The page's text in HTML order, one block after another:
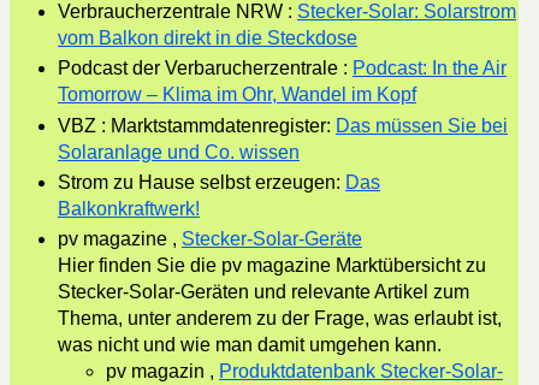
Verbraucherzentrale NRW : Stecker-Solar: Solarstrom
vom Balkon direkt in die Steckdose
Podcast der Verbarucherzentrale : Podcast: In the Air
Tomorrow – Klima im Ohr, Wandel im Kopf
VBZ : Marktstammdatenregister: Das müssen Sie bei
Solaranlage und Co. wissen
Strom zu Hause selbst erzeugen: Das
Balkonkraftwerk!
pv magazine , Stecker-Solar-Geräte
Hier finden Sie die pv magazine Marktübersicht zu
Stecker-Solar-Geräten und relevante Artikel zum
Thema, unter anderem zu der Frage, was erlaubt ist,
was nicht und wie man damit umgehen kann.
pv magazin , Produktdatenbank Stecker-Solar-